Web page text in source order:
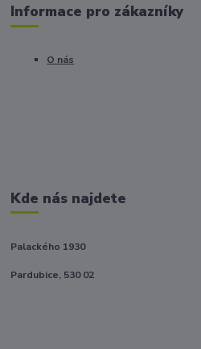
Informace pro zákazníky
O nás
Kde nás najdete
Palackého 1930
Pardubice, 530 02